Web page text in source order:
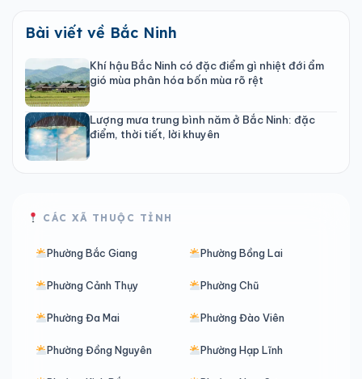
Bài viết về Bắc Ninh
Khí hậu Bắc Ninh có đặc điểm gì nhiệt đới ẩm
gió mùa phân hóa bốn mùa rõ rệt
Lượng mưa trung bình năm ở Bắc Ninh: đặc
điểm, thời tiết, lời khuyên
CÁC XÃ THUỘC TỈNH
Phường Bắc Giang Phường Bồng Lai
Phường Cảnh Thụy Phường Chũ
Phường Đa Mai Phường Đào Viên
Phường Đồng Nguyên Phường Hạp Lĩnh